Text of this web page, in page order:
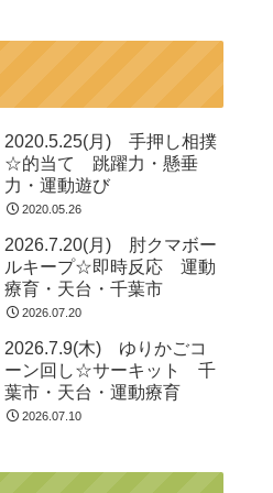
2020.5.25(月) 手押し相撲
☆的当て 跳躍力・懸垂
力・運動遊び
2020.05.26
2026.7.20(月) 肘クマボー
ルキープ☆即時反応 運動
療育・天台・千葉市
2026.07.20
2026.7.9(木) ゆりかごコ
ーン回し☆サーキット 千
葉市・天台・運動療育
2026.07.10